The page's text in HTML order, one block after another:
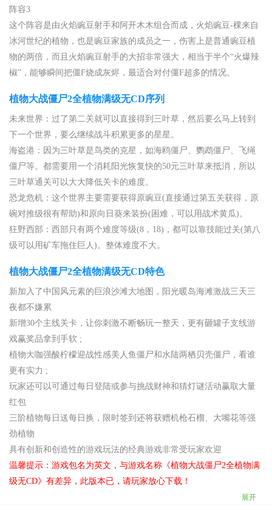
阵容3
这个阵容是由火焰豌豆射手和阿开木木组合而成，火焰豌豆-棵来自
冰河世纪的植物，也是豌豆家族的成员之一，伤害上是普通豌豆植
物的两倍，而且火焰豌豆射手的大招非常强大，相当于半个“火爆辣
椒”，能够瞬间把僵F烧成灰烬，最适合对付僵F超多的情况。
植物大战僵尸2全植物满级无CD序列
未来世界：过了第二关就可以直接得到三叶草，然后要么马上转到
下一个世界，要么继续战斗积累更多的星星。
海盗港：因为三叶草是鸟类的克星，如海鸥僵尸、鹦鹉僵尸、飞绳
僵尸等。都需要用一个消耗阳光恢复快的50元三叶草来抵消，所以
三叶草通关可以大大降低关卡的难度。
恐龙危机：这个世界主要需要获得原豌豆(直接通过第五关获得，原
碗对推级很有帮助)和原向日葵来装扮(困难，可以用战术黄瓜)。
狂野西部：西部只有两个难度等级(8，18)，都可以靠技能过关(第八
级可以用矿车拖住巨人)。整体难度不大。
植物大战僵尸2全植物满级无CD特色
新加入了中国风元素的巨浪沙滩大地图，阳光暖岛海滩激战三天三
夜都不嫌累
新增30个主线关卡，让你刺激不断畅玩一整天，更有砸罐子支线游
戏赢奖品拿到手软 ;
植物大咖强酸柠檬迎战性感美人鱼僵尸和水陆两栖贝壳僵尸，看谁
更有实力 ;
玩家还可以可通过每日登陆或参与挑战财神和猜灯谜活动赢取大量
红包
三阶植物每日送每日换，限时签到还将获赠机枪石榴、大嘴花等强
劲植物
具有创新和创造性的游戏玩法的经典游戏非常受玩家欢迎
温馨提示：游戏包名为英文，与游戏名称《植物大战僵尸2全植物满
级无CD》有差异，此版本已，请玩家放心下载！
展开